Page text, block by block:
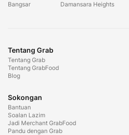
Bangsar
Damansara Heights
Tentang Grab
Tentang Grab
Tentang GrabFood
Blog
Sokongan
Bantuan
Soalan Lazim
Jadi Merchant GrabFood
Pandu dengan Grab